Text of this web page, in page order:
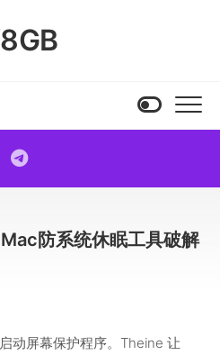
防系统休眠工具破解
动屏幕保护程序。Theine 让